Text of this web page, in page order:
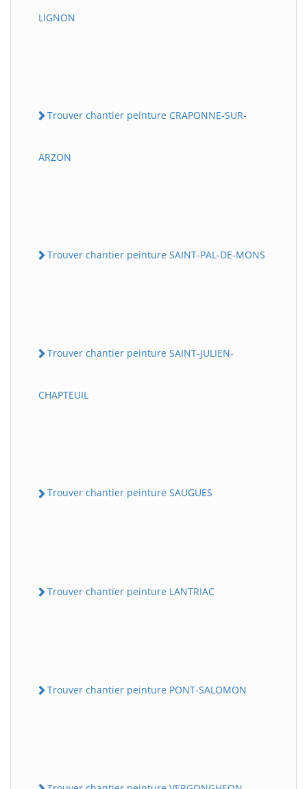
LIGNON
Trouver chantier peinture CRAPONNE-SUR-
ARZON
Trouver chantier peinture SAINT-PAL-DE-MONS
Trouver chantier peinture SAINT-JULIEN-
CHAPTEUIL
Trouver chantier peinture SAUGUES
Trouver chantier peinture LANTRIAC
Trouver chantier peinture PONT-SALOMON